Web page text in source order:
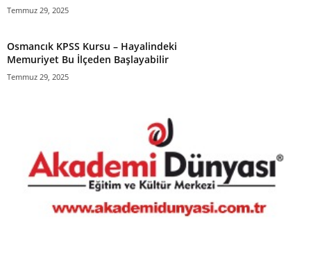
Temmuz 29, 2025
Osmancık KPSS Kursu – Hayalindeki
Memuriyet Bu İlçeden Başlayabilir
Temmuz 29, 2025